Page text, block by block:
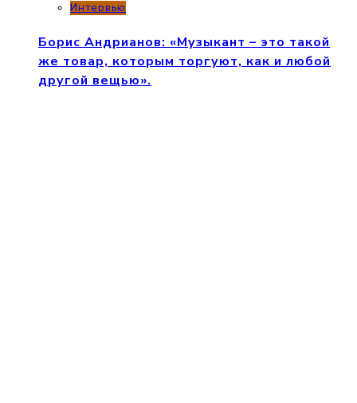
Интервью
Борис Андрианов: «Музыкант – это такой
же товар, которым торгуют, как и любой
другой вещью».